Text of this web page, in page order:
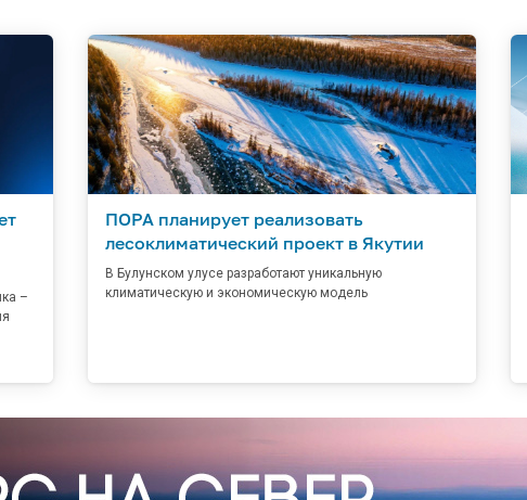
–
ПОРА планирует реализовать
лесоклиматический проект в Якутии
В Булунском улусе разработают уникальную
климатическую и экономическую модель